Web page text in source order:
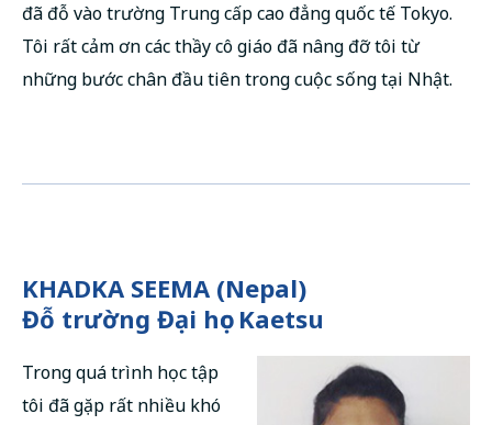
đã đỗ vào trường Trung cấp cao đẳng quốc tế Tokyo.
Tôi rất cảm ơn các thầy cô giáo đã nâng đỡ tôi từ
những bước chân đầu tiên trong cuộc sống tại Nhật.
KHADKA SEEMA (Nepal)
Đỗ trường Đại học Kaetsu
Trong quá trình học tập
tôi đã gặp rất nhiều khó